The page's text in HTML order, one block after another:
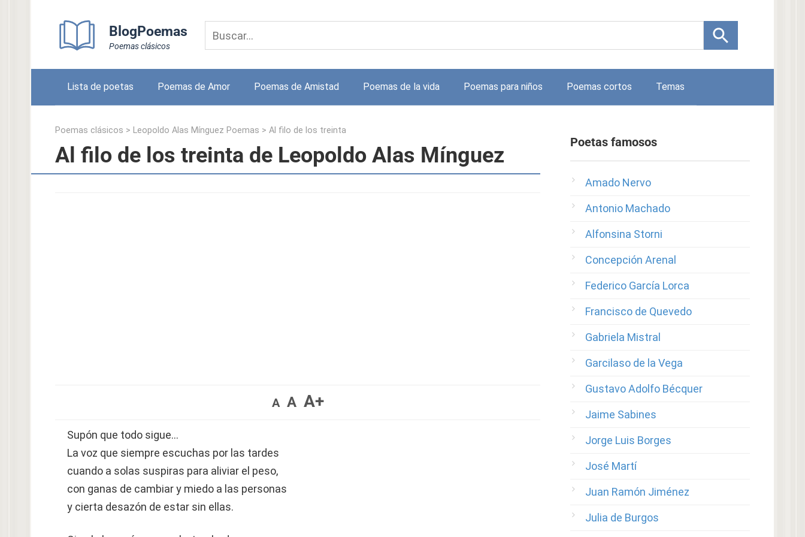
BlogPoemas
Poemas clásicos
Lista de poetas Poemas de Amor Poemas de Amistad Poemas de la vida Poemas para niños Poemas cortos Temas
Poemas clásicos > Leopoldo Alas Mínguez Poemas > Al filo de los treinta
Al filo de los treinta de Leopoldo Alas Mínguez
A A A+
Supón que todo sigue…
La voz que siempre escuchas por las tardes
cuando a solas suspiras para aliviar el peso,
con ganas de cambiar y miedo a las personas
y cierta desazón de estar sin ellas.
Poetas famosos
Amado Nervo
Antonio Machado
Alfonsina Storni
Concepción Arenal
Federico García Lorca
Francisco de Quevedo
Gabriela Mistral
Garcilaso de la Vega
Gustavo Adolfo Bécquer
Jaime Sabines
Jorge Luis Borges
José Martí
Juan Ramón Jiménez
Julia de Burgos